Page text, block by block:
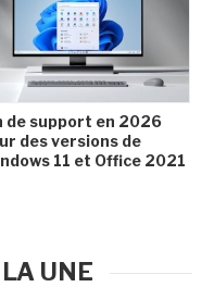
de support en 2026
des versions de
11 et Office 2021
UNE